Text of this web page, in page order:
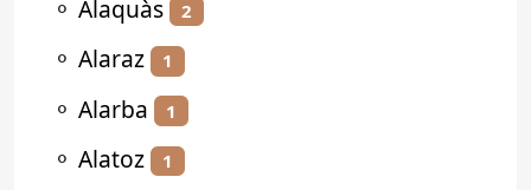
⚬ Alaquàs 2
⚬ Alaraz 1
⚬ Alarba 1
⚬ Alatoz 1